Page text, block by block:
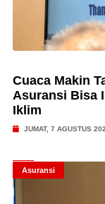
Cuaca Makin
Asuransi Bisa
Iklim
JUMAT, 7 AGUSTUS
Asuransi